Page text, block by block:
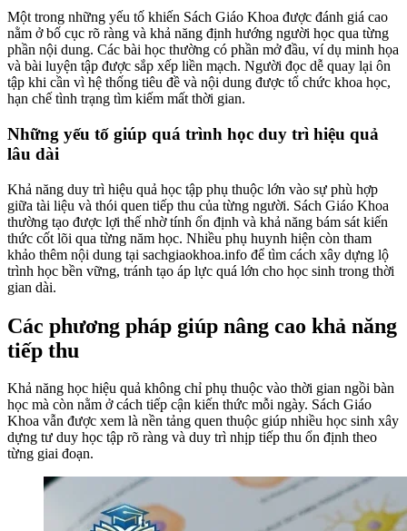
Một trong những yếu tố khiến Sách Giáo Khoa được đánh giá cao
nằm ở bố cục rõ ràng và khả năng định hướng người học qua từng
phần nội dung. Các bài học thường có phần mở đầu, ví dụ minh họa
và bài luyện tập được sắp xếp liền mạch. Người đọc dễ quay lại ôn
tập khi cần vì hệ thống tiêu đề và nội dung được tổ chức khoa học,
hạn chế tình trạng tìm kiếm mất thời gian.
Những yếu tố giúp quá trình học duy trì hiệu quả
lâu dài
Khả năng duy trì hiệu quả học tập phụ thuộc lớn vào sự phù hợp
giữa tài liệu và thói quen tiếp thu của từng người. Sách Giáo Khoa
thường tạo được lợi thế nhờ tính ổn định và khả năng bám sát kiến
thức cốt lõi qua từng năm học. Nhiều phụ huynh hiện còn tham
khảo thêm nội dung tại sachgiaokhoa.info để tìm cách xây dựng lộ
trình học bền vững, tránh tạo áp lực quá lớn cho học sinh trong thời
gian dài.
Các phương pháp giúp nâng cao khả năng
tiếp thu
Khả năng học hiệu quả không chỉ phụ thuộc vào thời gian ngồi bàn
học mà còn nằm ở cách tiếp cận kiến thức mỗi ngày. Sách Giáo
Khoa vẫn được xem là nền tảng quen thuộc giúp nhiều học sinh xây
dựng tư duy học tập rõ ràng và duy trì nhịp tiếp thu ổn định theo
từng giai đoạn.